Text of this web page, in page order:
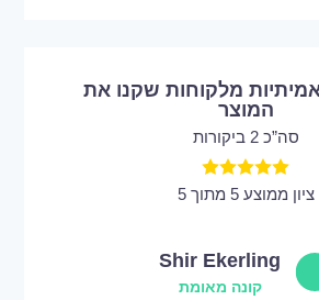
מלקוחות שקנו את
המוצר
סה”כ 2 ביקורות
ציון ממוצע 5 מתוך 5
Shir Ekerling
קונה מאומת